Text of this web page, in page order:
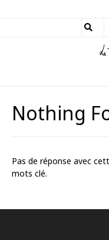
Nothing
Pas de réponse avec
mots clé.